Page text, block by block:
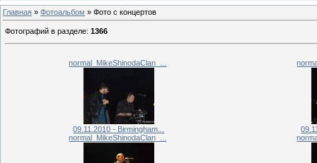
Главная » Фотоальбом » Фото с концертов
Фотографий в разделе: 1366
normal_MikeShinodaClan_...
09.11.2010 - Birmingham...
normal_MikeShinodaClan_...